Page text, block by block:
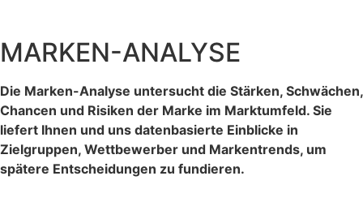
MARKEN-ANALYSE
Die Marken-Analyse untersucht die Stärken, Schwächen,
Chancen und Risiken der Marke im Marktumfeld. Sie
liefert Ihnen und uns datenbasierte Einblicke in
Zielgruppen, Wettbewerber und Markentrends, um
spätere Entscheidungen zu fundieren.